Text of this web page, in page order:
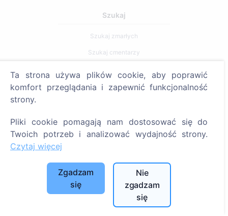
Szukaj
Szukaj zmarłych
Szukaj cmentarzy
Usługi
SIA "CEMETY", LV40103618951
371 29144816
Działamy na terenie całego kraju!
Ta strona używa plików cookie, aby poprawić
komfort przeglądania i zapewnić funkcjonalność
strony.
Pliki cookie pomagają nam dostosować się do
Twoich potrzeb i analizować wydajność strony.
Czytaj więcej
Zgadzam
się
Nie
zgadzam
się